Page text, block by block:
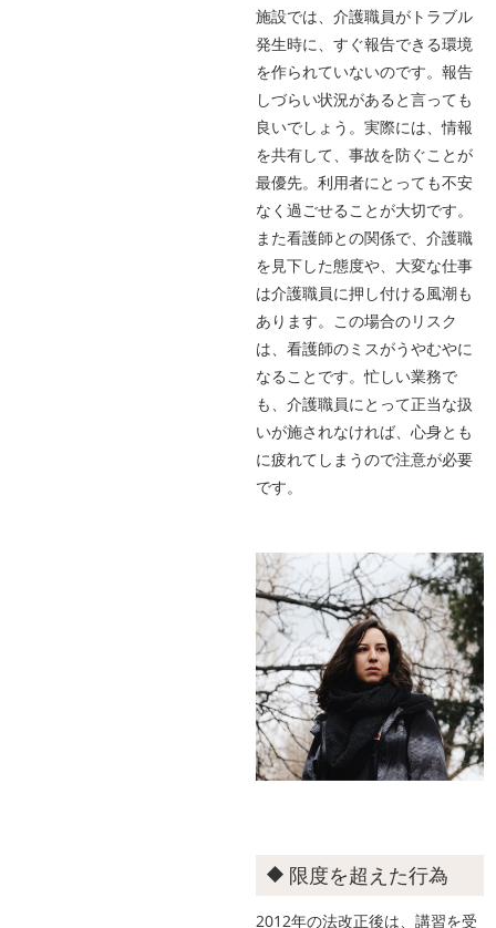
施設では、介護職員がトラブル
発生時に、すぐ報告できる環境
を作られていないのです。報告
しづらい状況があると言っても
良いでしょう。実際には、情報
を共有して、事故を防ぐことが
最優先。利用者にとっても不安
なく過ごせることが大切です。
また看護師との関係で、介護職
を見下した態度や、大変な仕事
は介護職員に押し付ける風潮も
あります。この場合のリスク
は、看護師のミスがうやむやに
なることです。忙しい業務で
も、介護職員にとって正当な扱
いが施されなければ、心身とも
に疲れてしまうので注意が必要
です。
限度を超えた行為
2012年の法改正後は、講習を受